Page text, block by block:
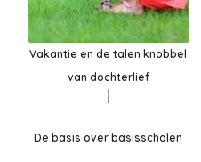
Vakantie en de talen knobbel
van dochterlief
De basis over basisscholen